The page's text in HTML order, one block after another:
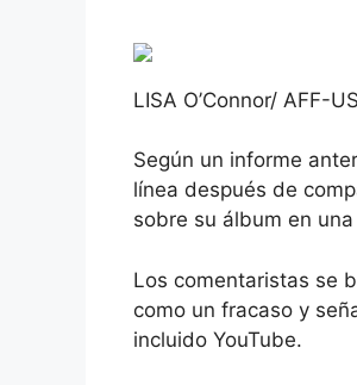
LISA O’Connor/ AFF-
Según un informe
línea después de
sobre su álbum en
Los comentaristas se
como un fracaso y
incluido YouTube.